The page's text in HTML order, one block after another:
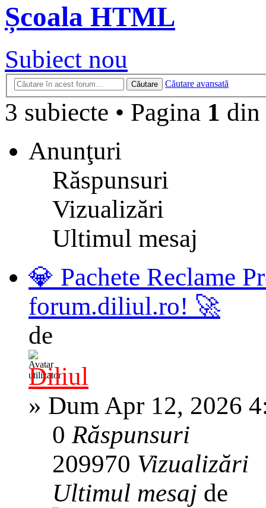
Școala HTML
Subiect nou
Căutare Căutare avansată
3 subiecte • Pagina 1 din
Anunţuri
Răspunsuri
Vizualizări
Ultimul mesaj
💎 Pachete Reclame
forum.diliul.ro! 🚀
de
Diliul
» Dum Apr 12, 2026
0Răspunsuri
209970 Vizualizări
Ultimul mesaj de